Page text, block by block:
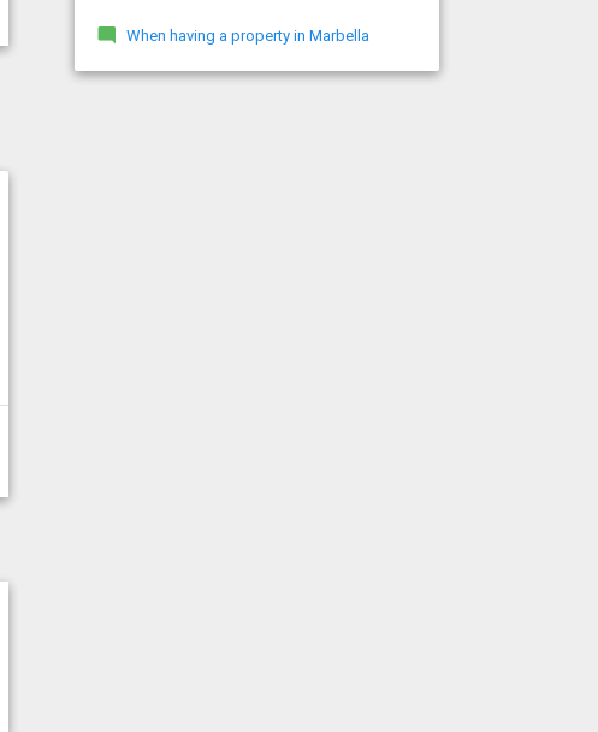
When having a property in Marbella